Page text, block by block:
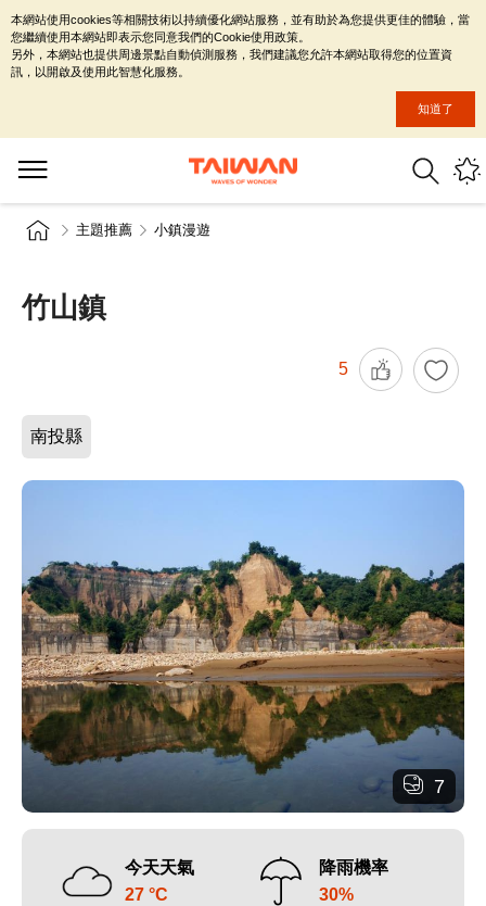
主題推薦 小鎮漫遊
竹山鎮
5
南投縣
7
今天天氣
27 °C
降雨機率
30%
本網站使用cookies等相關技術以持續優化網站服務，並有助於為您提供更佳的體驗，當
您繼續使用本網站即表示您同意我們的Cookie使用政策。
另外，本網站也提供周邊景點自動偵測服務，我們建議您允許本網站取得您的位置資
訊，以開啟及使用此智慧化服務。
知道了